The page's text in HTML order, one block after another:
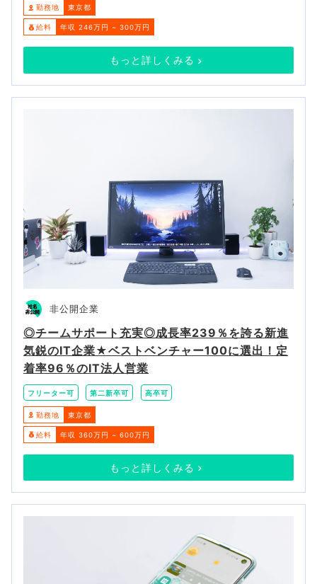
勤務地 東京都
給料 年収 246万円 ~ 300万円
もっと詳しくみる
非公開企業
◎チームサポート充実◎成長率239％を誇る新進
気鋭のIT企業★ベストベンチャー100に選出！定
着率96％のIT法人営業
フリーター可 第二新卒可 高卒可
勤務地 東京都
給料 年収 360万円 ~ 600万円
もっと詳しくみる